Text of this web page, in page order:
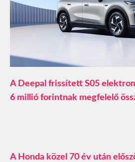
A Deepal frissített S05
6 millió forintnak megfelelő
A Honda közel 70 év után